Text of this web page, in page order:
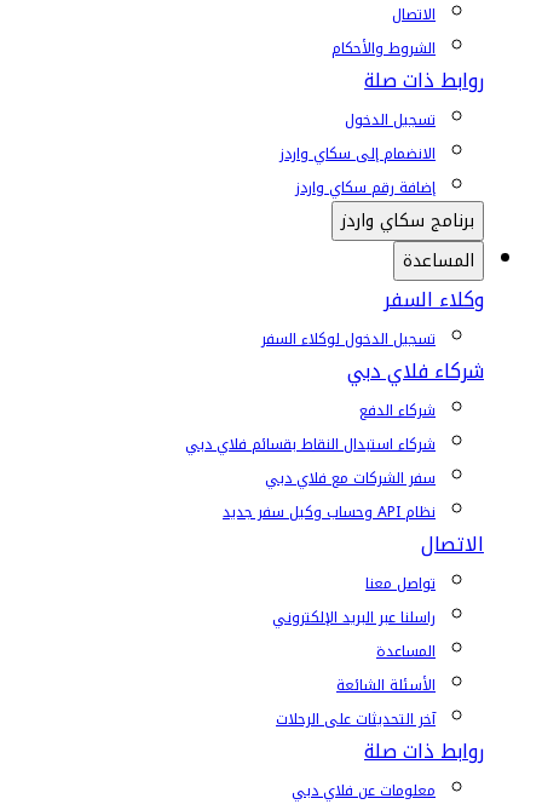
الاتصال
الشروط والأحكام
روابط ذات صلة
تسجيل الدخول
الانضمام إلى سكاي واردز
إضافة رقم سكاي واردز
برنامج سكاي واردز
المساعدة
وكلاء السفر
تسجيل الدخول لوكلاء السفر
شركاء فلاي دبي
شركاء الدفع
شركاء استبدال النقاط بقسائم فلاي دبي
سفر الشركات مع فلاي دبي
نظام API وحساب وكيل سفر جديد
الاتصال
تواصل معنا
راسلنا عبر البريد الإلكتروني
المساعدة
الأسئلة الشائعة
آخر التحديثات على الرحلات
روابط ذات صلة
معلومات عن فلاي دبي